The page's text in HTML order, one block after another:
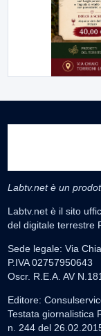
Labtv.net è un
Labtv.net è il sito
del digitale terrestre
Sede legale: Via
P.IVA 02757950643
Oscr. R.E.A. AV
Editore:
Testata giornalistica
n. 244 del